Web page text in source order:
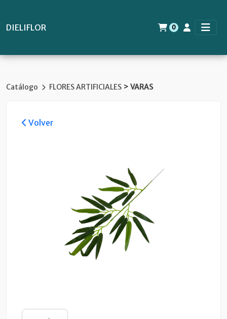
DIELIFLOR 0
Catálogo FLORES ARTIFICIALES > VARAS
Volver